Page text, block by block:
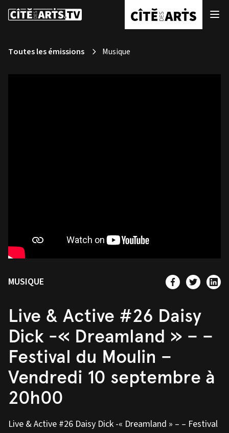
Toutes les émissions Musique
MUSIQUE
Live & Active #26 Daisy
Dick -« Dreamland » – –
Festival du Moulin –
Vendredi 10 septembre à
20h00
Live & Active #26 Daisy Dick -« Dreamland » – – Festival